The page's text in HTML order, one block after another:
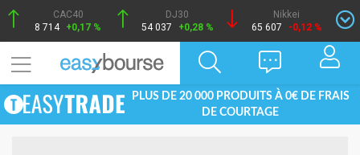
CAC40
8 714 +0,17 %
DJ30
54 037
+0,28 %
Nikkei
65 607
-0,12 %
PLUS DE 20 000 PRODUITS À 0€ DE FRAIS
DE COURTAGE